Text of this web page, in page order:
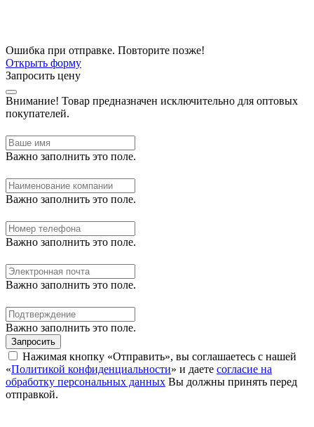
Ошибка при отправке. Повторите позже!
Открыть форму
Запросить цену
Внимание! Товар предназначен исключительно для оптовых
покупателей.
Важно заполнить это поле.
Важно заполнить это поле.
Важно заполнить это поле.
Важно заполнить это поле.
Важно заполнить это поле.
Запросить
Нажимая кнопку «Отправить», вы соглашаетесь с нашей
«Политикой конфиденциальности» и даете согласие на
обработку персональных данных Вы должны принять перед
отправкой.